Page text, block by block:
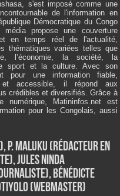
s'est imposé comme une
de l'information en
Démocratique du Congo
média propose une couverture
en temps réel de l'actualité,
thématiques variées telles que
l’économie, la société, la
sport et la culture. Avec son
pour une information fiable,
et accessible, il répond aux
crédibles et diversifiés. Grâce à
Matininfos.net est
pour les Congolais, aussi
P. Maluku (Rédacteur en
Jules Ninda
Bénédicte
(Webmaster)